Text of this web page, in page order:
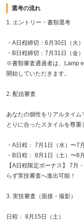
選考の流れ
1. エントリー・書類選考
・A日程締切：6月30日（火
・B日程締切：7月31日（金
※書類審査通過者は、Lamp
開始していただきます。
2. 配信審査
あなたの個性をリアルタイ
とりに合ったスタイルを尊重
・A日程： 7月1日（水）〜7
・B日程： 8月1日（土）〜8
【A日程限定ボーナス】 7月
らず実技審査へ進出可能！
3. 実技審査（面接・撮影）
日程： 8月15日（土）